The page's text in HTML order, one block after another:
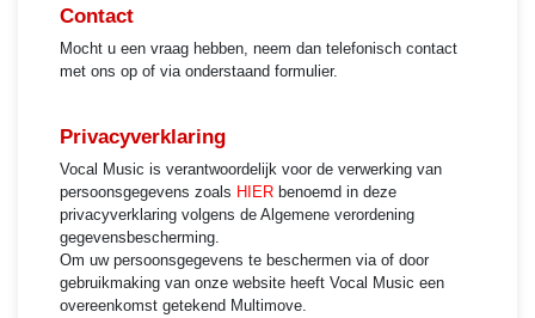
Contact
Mocht u een vraag hebben, neem dan telefonisch contact
met ons op of via onderstaand formulier.
Privacyverklaring
Vocal Music is verantwoordelijk voor de verwerking van
persoonsgegevens zoals HIER benoemd in deze
privacyverklaring volgens de Algemene verordening
gegevensbescherming.
Om uw persoonsgegevens te beschermen via of door
gebruikmaking van onze website heeft Vocal Music een
overeenkomst getekend Multimove.